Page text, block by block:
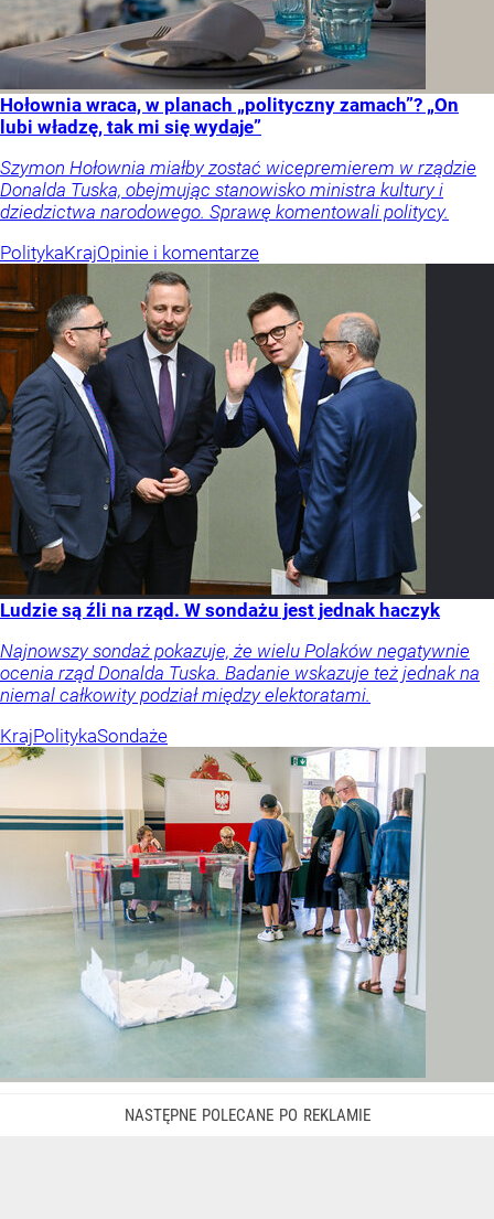
Hołownia wraca, w planach „polityczny zamach”? „On
lubi władzę, tak mi się wydaje”
Szymon Hołownia miałby zostać wicepremierem w rządzie
Donalda Tuska, obejmując stanowisko ministra kultury i
dziedzictwa narodowego. Sprawę komentowali politycy.
PolitykaKrajOpinie i komentarze
Ludzie są źli na rząd. W sondażu jest jednak haczyk
Najnowszy sondaż pokazuje, że wielu Polaków negatywnie
ocenia rząd Donalda Tuska. Badanie wskazuje też jednak na
niemal całkowity podział między elektoratami.
KrajPolitykaSondaże